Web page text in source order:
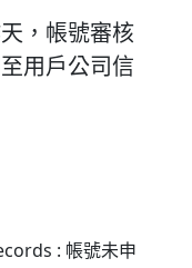
，帳號審核
用戶公司信
: 帳號未申